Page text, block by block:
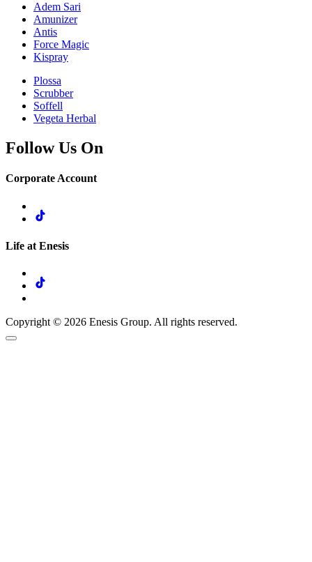
Adem Sari
Amunizer
Antis
Force Magic
Kispray
Plossa
Scrubber
Soffell
Vegeta Herbal
Follow Us On
Corporate Account
Life at Enesis
Copyright © 2026 Enesis Group. All rights reserved.